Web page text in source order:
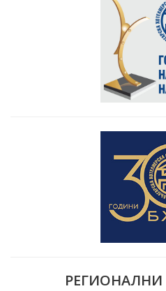
РЕГИОНАЛНИ